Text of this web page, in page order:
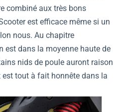
combiné aux très bons
est efficace même si un
nous. Au chapitre
est dans la moyenne haute de
nids de poule auront raison
tout à fait honnête dans la